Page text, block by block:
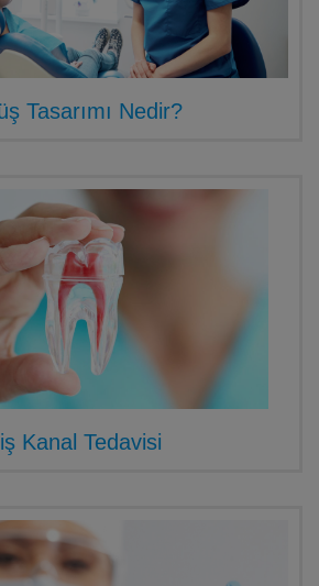
Tasarımı Nedir?
Kanal Tedavisi